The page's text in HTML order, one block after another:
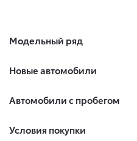
Модельный ряд
Новые автомобили
Автомобили с пробегом
Условия покупки